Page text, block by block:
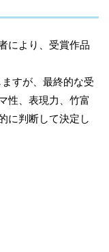
により、受賞作品
すが、最終的な受
性、表現力、竹富
に判断して決定し